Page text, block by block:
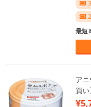
最短
ア
買い